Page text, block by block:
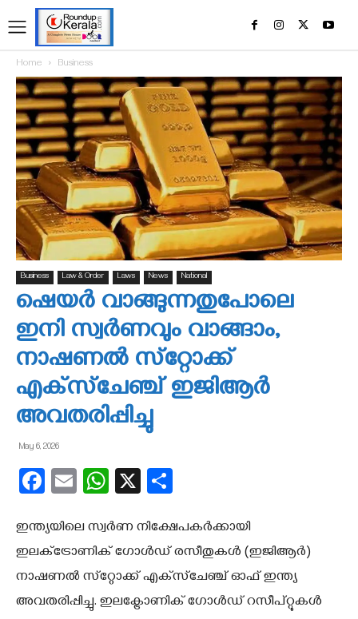
Home Business
Business Law & Order Laws News National
ഷെയര്‍ വാങ്ങുന്നതുപോലെ
ഇനി സ്വര്‍ണവും വാങ്ങാം,
നാഷണല്‍ സ്‌റ്റോക്ക്
എക്‌സ്‌ചേഞ്ച് ഇജിആര്‍
അവതരിപ്പിച്ചു
May 6, 2026
Facebook
EmailWhatsApp
X
ഇന്ത്യയിലെ സ്വര്‍ണ നിക്ഷേപകര്‍ക്കായി
ഇലക്‌ട്രോണിക് ഗോള്‍ഡ് രസീതുകള്‍ (ഇജിആര്‍)
നാഷണല്‍ സ്‌റ്റോക്ക് എക്‌സ്‌ചേഞ്ച് ഓഫ് ഇന്ത്യ
അവതരിപ്പിച്ചു. ഇലക്ട്രോണിക് ഗോള്‍ഡ് റസീപ്റ്റുകള്‍